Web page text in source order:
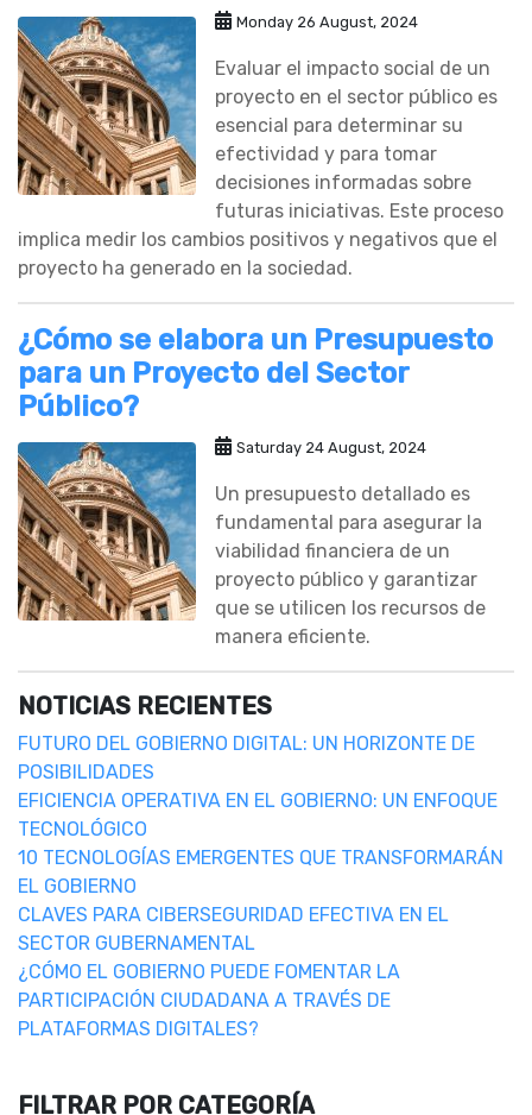
Monday 26 August, 2024
Evaluar el impacto social de un
proyecto en el sector público es
esencial para determinar su
efectividad y para tomar
decisiones informadas sobre
futuras iniciativas. Este proceso
implica medir los cambios positivos y negativos que el
proyecto ha generado en la sociedad.
¿Cómo se elabora un Presupuesto
para un Proyecto del Sector
Público?
Saturday 24 August, 2024
Un presupuesto detallado es
fundamental para asegurar la
viabilidad financiera de un
proyecto público y garantizar
que se utilicen los recursos de
manera eficiente.
NOTICIAS RECIENTES
FUTURO DEL GOBIERNO DIGITAL: UN HORIZONTE DE
POSIBILIDADES
EFICIENCIA OPERATIVA EN EL GOBIERNO: UN ENFOQUE
TECNOLÓGICO
10 TECNOLOGÍAS EMERGENTES QUE TRANSFORMARÁN
EL GOBIERNO
CLAVES PARA CIBERSEGURIDAD EFECTIVA EN EL
SECTOR GUBERNAMENTAL
¿CÓMO EL GOBIERNO PUEDE FOMENTAR LA
PARTICIPACIÓN CIUDADANA A TRAVÉS DE
PLATAFORMAS DIGITALES?
FILTRAR POR CATEGORÍA